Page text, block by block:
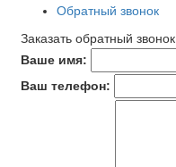
Обратный звонок
Заказать обратный звонок
Ваше имя:
Ваш телефон: